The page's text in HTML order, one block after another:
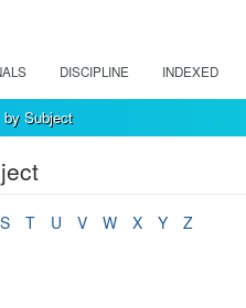
DISCIPLINE INDEXED
Subject
S T U V W X Y Z